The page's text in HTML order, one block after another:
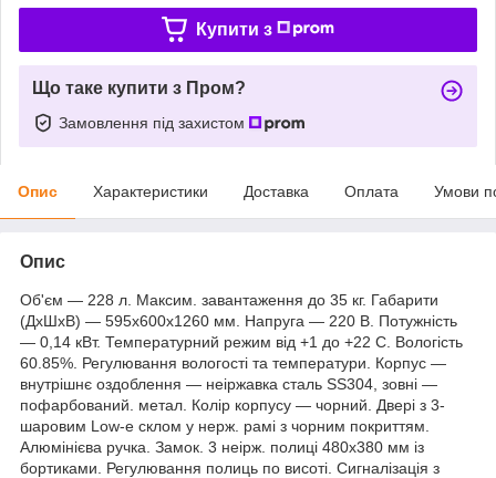
Купити з
Що таке купити з Пром?
Замовлення під захистом
Опис Характеристики Доставка Оплата Умови
Опис
Об'єм — 228 л. Максим. завантаження до 35 кг. Габарити
(ДхШхВ) — 595x600x1260 мм. Напруга — 220 В. Потужність
— 0,14 кВт. Температурний режим від +1 до +22 С. Вологість
60.85%. Регулювання вологості та температури. Корпус —
внутрішнє оздоблення — неіржавка сталь SS304, зовні —
пофарбований. метал. Колір корпусу — чорний. Двері з 3-
шаровим Low-e склом у нерж. рамі з чорним покриттям.
Алюмінієва ручка. Замок. 3 неірж. полиці 480х380 мм із
бортиками. Регулювання полиць по висоті. Сигналізація з